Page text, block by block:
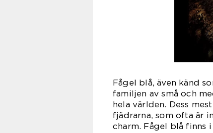
Fågel blå, även känd
familjen av små och
hela världen. Dess
fjädrarna, som ofta är
charm. Fågel blå finns